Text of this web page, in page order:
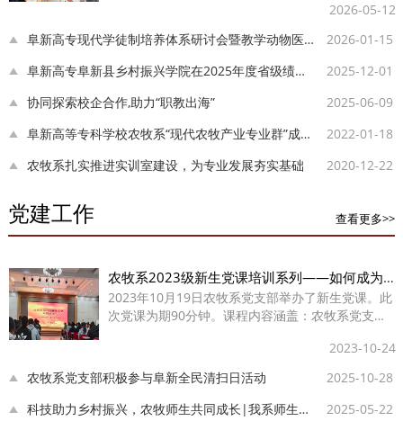
展和乡村振兴能力，5月12日，阜新高等专科学校阜
新县乡村振...
2026-05-12
2026-01-15
阜新高专现代学徒制培养体系研讨会暨教学动物医院启动活动顺利举行
2025-12-01
阜新高专阜新县乡村振兴学院在2025年度省级绩效评价中跻身“优”等行列
2025-06-09
协同探索校企合作,助力“职教出海”
2022-01-18
阜新高等专科学校农牧系“现代农牧产业专业群”成功入围辽宁省兴辽卓越院校...
2020-12-22
农牧系扎实推进实训室建设，为专业发展夯实基础
党建工作 查看更多>>
农牧系2023级新生党课培训系列——如何成为一名大学生党员
2023年10月19日农牧系党支部举办了新生党课。此
次党课为期90分钟。课程内容涵盖：农牧系党支部
积极向党组织靠拢？入党的目的是什么？以及如何
成...
2023-10-24
2025-10-28
农牧系党支部积极参与阜新全民清扫日活动
2025-05-22
科技助力乡村振兴，农牧师生共同成长|我系师生走进下洼子村开展科技特派活...